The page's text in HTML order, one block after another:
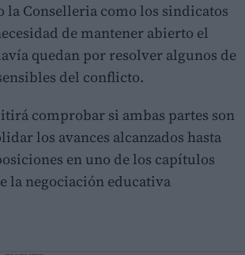
la Conselleria como los sindicatos
de mantener abierto el
quedan por resolver algunos de
del conflicto.
comprobar si ambas partes son
los avances alcanzados hasta
en uno de los capítulos
la negociación educativa